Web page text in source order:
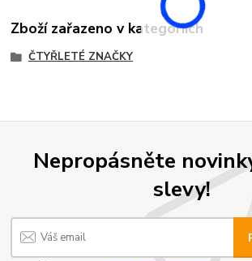
Zboží zařazeno v kategoriích
ČTYŘLETÉ ZNAČKY
Nepropásněte
slevy!